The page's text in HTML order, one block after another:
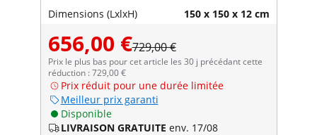
Dimensions (LxlxH) 150 x 150 x 12 cm
656,00 €729,00 €
Prix le plus bas pour cet article les 30 j précédant cette
réduction : 729,00 €
Prix réduit pour une durée limitée
Meilleur prix garanti
Disponible
LIVRAISON GRATUITE env. 17/08